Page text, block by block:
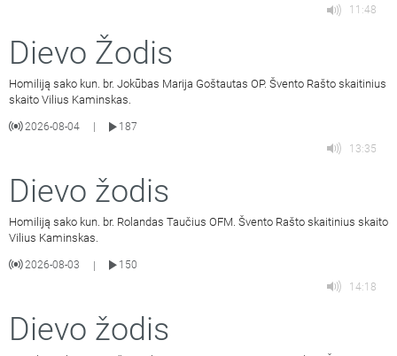
11:48
Dievo Žodis
Homiliją sako kun. br. Jokūbas Marija Goštautas OP. Švento Rašto skaitinius
skaito Vilius Kaminskas.
2026-08-04
187
13:35
Dievo žodis
Homiliją sako kun. br. Rolandas Taučius OFM. Švento Rašto skaitinius skaito
Vilius Kaminskas.
2026-08-03 |
150
14:18
Dievo žodis